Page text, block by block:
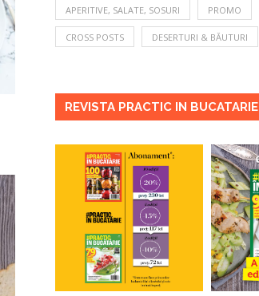
APERITIVE, SALATE, SOSURI PROMO
CROSS POSTS DESERTURI & BĂUTURI
REVISTA PRACTIC IN BUCATARIE